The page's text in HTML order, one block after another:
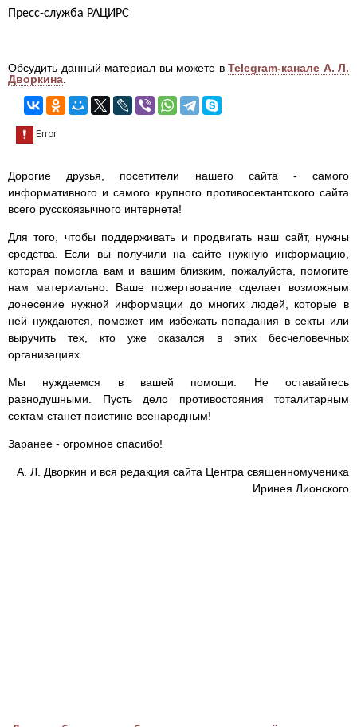
Пресс-служба РАЦИРС
Обсудить данный материал вы можете в Telegram-канале А. Л.
Дворкина
Дорогие друзья, посетители нашего сайта - самого
информативного и самого крупного противосектантского сайта
всего русскоязычного интернета!
Для того, чтобы поддерживать и продвигать наш сайт, нужны
средства. Если вы получили на сайте нужную информацию,
которая помогла вам и вашим близким, пожалуйста, помогите
нам материально. Ваше пожертвование сделает возможным
донесение нужной информации до многих людей, которые в
ней нуждаются, поможет им избежать попадания в секты или
выручить тех, кто уже оказался в этих бесчеловечных
организациях.
Мы нуждаемся в вашей помощи. Не оставайтесь
равнодушными. Пусть дело противостояния тоталитарным
сектам станет поистине всенародным!
Заранее - огромное спасибо!
А. Л. Дворкин и вся редакция сайта Центра священномученика
Иринея Лионского